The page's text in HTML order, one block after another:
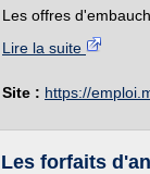
Les offres
Lire la suite
Site : https://
Les forfaits